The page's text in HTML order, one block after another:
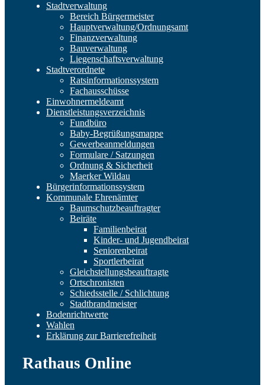
Stadtverwaltung
Bereich Bürgermeister
Hauptverwaltung/Ordnungsamt
Finanzverwaltung
Bauverwaltung
Liegenschaftsverwaltung
Stadtverordnete
Ratsinformationssystem
Fachausschüsse
Einwohnermeldeamt
Dienstleistungsverzeichnis
Fundbüro
Baby-Begrüßungsmappe
Gewerbeanmeldungen
Formulare / Satzungen
Ordnung & Sicherheit
Maerker Wildau
Bürgerinformationssystem
Kommunale Ehrenämter
Baumschutzbeauftragter
Beiräte
Familienbeirat
Kinder- und Jugendbeirat
Seniorenbeirat
Sportlerbeirat
Gleichstellungsbeauftragte
Ortschronisten
Schiedsstelle / Schlichtung
Stadtbrandmeister
Bodenrichtwerte
Wahlen
Erklärung zur Barrierefreiheit
Rathaus Online